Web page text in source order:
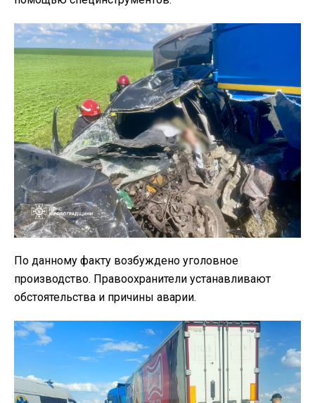
По данному факту возбуждено уголовное
производство. Правоохранители устанавливают
обстоятельства и причины аварии.